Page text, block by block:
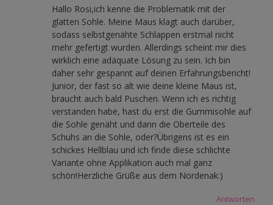
Hallo Rosi,ich kenne die Problematik mit der
glatten Sohle. Meine Maus klagt auch darüber,
sodass selbstgenähte Schlappen erstmal nicht
mehr gefertigt wurden. Allerdings scheint mir dies
wirklich eine adäquate Lösung zu sein. Ich bin
daher sehr gespannt auf deinen Erfahrungsbericht!
Junior, der fast so alt wie deine kleine Maus ist,
braucht auch bald Puschen. Wenn ich es richtig
verstanden habe, hast du erst die Gummisohle auf
die Sohle genäht und dann die Oberteile des
Schuhs an die Sohle, oder?Übrigens ist es ein
schickes Hellblau und ich finde diese schlichte
Variante ohne Applikation auch mal ganz
schön!Herzliche Grüße aus dem Nordenak:)
Antworten